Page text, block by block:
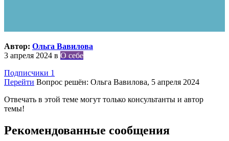
Автор: Ольга Вавилова
3 апреля 2024 в О себе
Подписчики 1
Перейти Вопрос решён: Ольга Вавилова, 5 апреля 2024
Отвечать в этой теме могут только консультанты и автор
темы!
Рекомендованные сообщения